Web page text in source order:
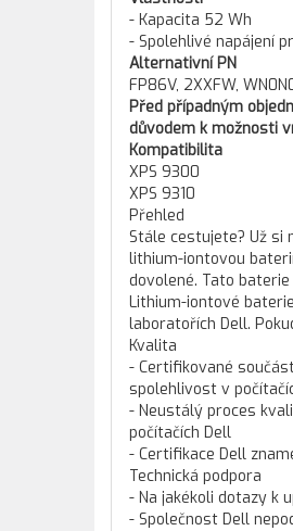
- Kapacita 52 Wh
- Spolehlivé napájení
Alternativní PN
FP86V, 2XXFW,
Před případným
důvodem k možnosti
Kompatibilita
XPS 9300
XPS 9310
Přehled
Stále cestujete? Už si
lithium-iontovou
dovolené. Tato
Lithium-iontové
laboratořích Dell.
Kvalita
- Certifikované
spolehlivost v
- Neustálý proces
počítačích Dell
- Certifikace Dell
Technická podpora
- Na jakékoli dotazy k
- Společnost Dell